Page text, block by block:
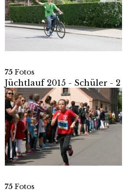
75 Fotos
Jüchtlauf 2015 - Schüler - 2
75 Fotos